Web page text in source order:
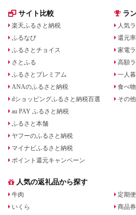
サイト比較
楽天ふるさと納税
ふるなび
ふるさとチョイス
さとふる
ふるさとプレミアム
ANAのふるさと納税
dショッピングふるさと納税百選
au PAY ふるさと納税
ふるさと本舗
ヤフーのふるさと納税
マイナビふるさと納税
ポイント還元キャンペーン
ラ
人気
還元
家電
高額
一人
食べ
その
人気の返礼品から探す
牛肉
いくら
定期便
商品